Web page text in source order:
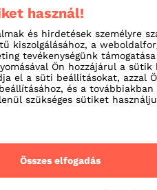
használ!
és hirdetések személyre
kiszolgálásához, a
tevékenységünk
Ön hozzájárul a
el a süti beállításokat, azzal
és a továbbiakban
szükséges sütiket
Összes elfogadás